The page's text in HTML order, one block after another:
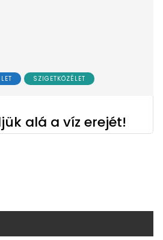
SZIGETKÖZÉLET
alá a víz erejét!